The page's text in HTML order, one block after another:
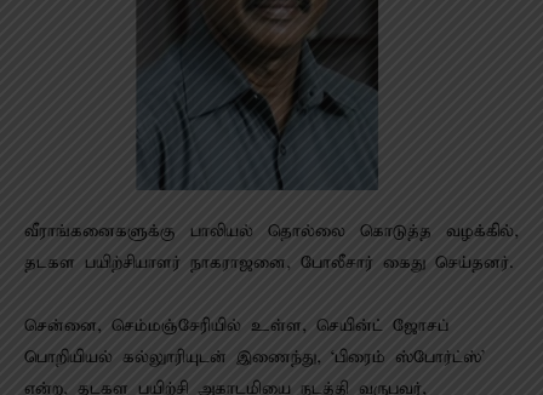
வீராங்கனைகளுக்கு பாலியல் தொல்லை கொடுத்த வழக்கில்,
தடகள பயிற்சியாளர் நாகராஜனை, போலீசார் கைது செய்தனர்.
சென்னை, செம்மஞ்சேரியில் உள்ள, செயின்ட் ஜோசப்
பொறியியல் கல்லுாரியுடன் இணைந்து, ‘பிரைம் ஸ்போர்ட்ஸ்’
என்ற, தடகள பயிற்சி அகாடமியை நடத்தி வருபவர்,